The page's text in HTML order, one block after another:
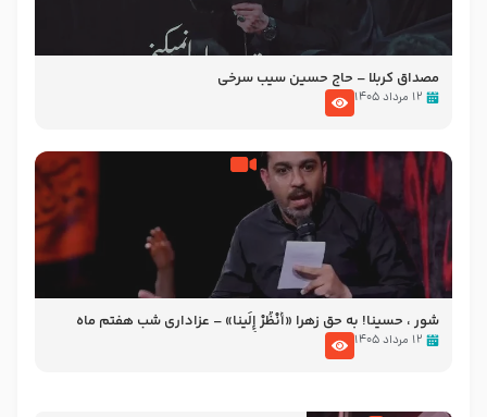
مصداق کربلا – حاج حسین سیب سرخی
۱۲ مرداد ۱۴۰۵
شور ، حسینا! به‌ حق زهرا «أُنْظُرْ إِلَینا» – عزاداری شب هفتم ماه
محرّم 1405
۱۲ مرداد ۱۴۰۵